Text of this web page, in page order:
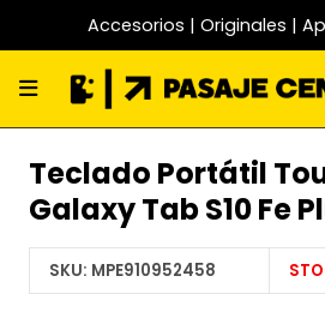
Accesorios | Originales |
Teclado Portátil
Galaxy Tab S10 Fe
SKU: MPE910952458